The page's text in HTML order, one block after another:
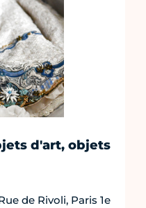
d'art, objets
de Rivoli, Paris 1e